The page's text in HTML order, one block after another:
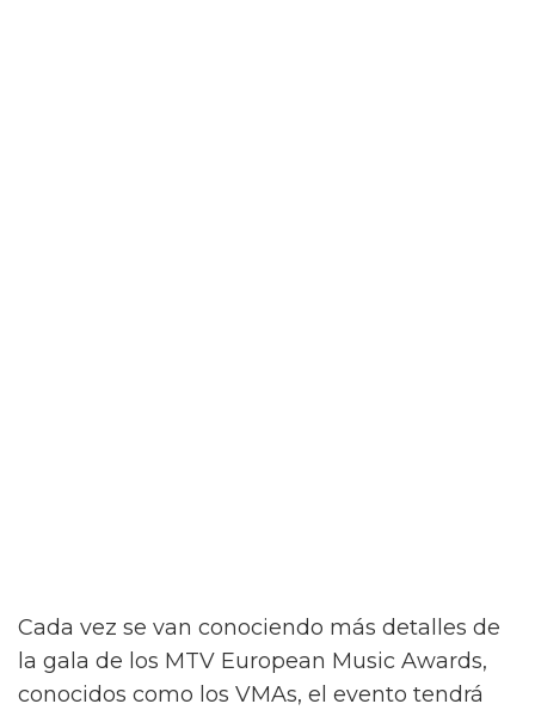
Cada vez se van conociendo más detalles de
la gala de los MTV European Music Awards,
conocidos como los VMAs, el evento tendrá